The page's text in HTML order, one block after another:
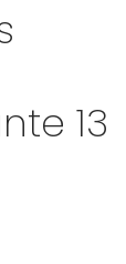
13